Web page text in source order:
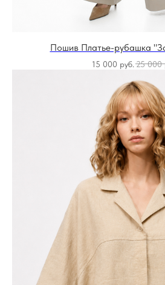
Пошив Платье-рубашка
15 000 руб. 25 000